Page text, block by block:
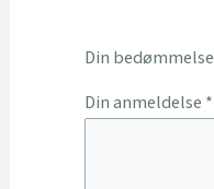
Din bedømmelse
Din anmeldelse *